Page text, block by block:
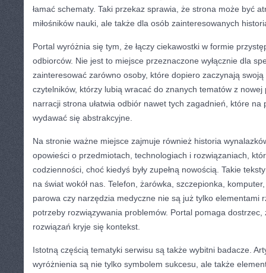
łamać schematy. Taki przekaz sprawia, że strona może być
miłośników nauki, ale także dla osób zainteresowanych
Portal wyróżnia się tym, że łączy ciekawostki w formie
odbiorców. Nie jest to miejsce przeznaczone wyłącznie dla
zainteresować zarówno osoby, które dopiero zaczynają
czytelników, którzy lubią wracać do znanych tematów z nowej
narracji strona ułatwia odbiór nawet tych zagadnień, które na
wydawać się abstrakcyjne.
Na stronie ważne miejsce zajmuje również historia
opowieści o przedmiotach, technologiach i rozwiązaniach,
codzienności, choć kiedyś były zupełną nowością. Takie
na świat wokół nas. Telefon, żarówka, szczepionka,
parowa czy narzędzia medyczne nie są już tylko elementami
potrzeby rozwiązywania problemów. Portal pomaga dostrzec,
rozwiązań kryje się kontekst.
Istotną częścią tematyki serwisu są także wybitni badacze.
wyróżnienia są nie tylko symbolem sukcesu, ale także